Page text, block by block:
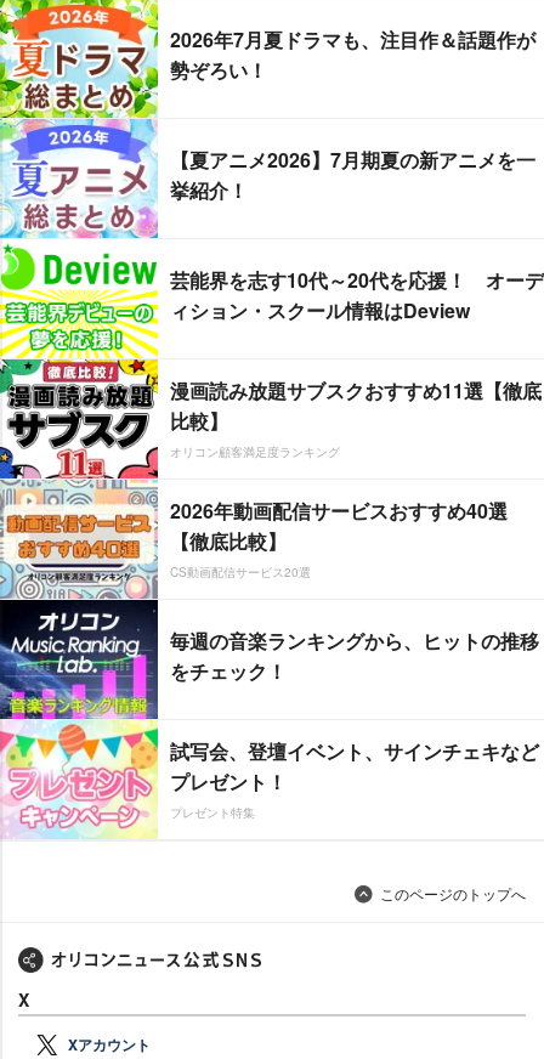
2026年7月夏ドラマも、注目作＆話題作が
勢ぞろい！
【夏アニメ2026】7月期夏の新アニメを一
挙紹介！
芸能界を志す10代～20代を応援！ オーデ
ィション・スクール情報はDeview
漫画読み放題サブスクおすすめ11選【徹底
比較】
オリコン顧客満足度ランキング
2026年動画配信サービスおすすめ40選
【徹底比較】
CS動画配信サービス20選
毎週の音楽ランキングから、ヒットの推移
をチェック！
試写会、登壇イベント、サインチェキなど
プレゼント！
プレゼント特集
このページのトップへ
X
Xアカウント